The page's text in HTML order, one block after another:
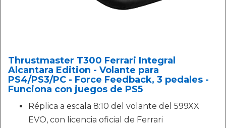
Thrustmaster T300 Ferrari Integral
Alcantara Edition - Volante para
PS4/PS3/PC - Force Feedback, 3 pedales -
Funciona con juegos de PS5
Réplica a escala 8:10 del volante del 599XX
EVO, con licencia oficial de Ferrari